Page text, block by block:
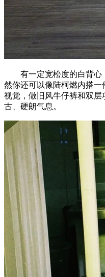
有一定宽松度的白背心
然你还可以像陆柯燃内搭
视觉，做旧风牛仔裤和双
古、硬朗气息。